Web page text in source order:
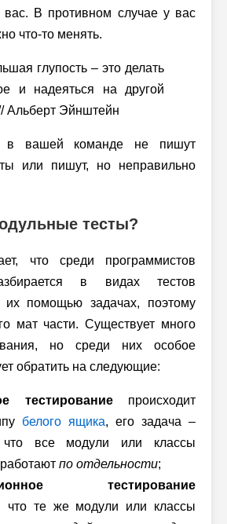
вас. В противном случае у вас
что-то менять.
глупость – это делать
и надеяться на другой
Альберт Эйнштейн
в вашей команде не пишут
или пишут, но неправильно
тесты?
что среди программистов
в видах тестов
помощью задачах, поэтому
мат части. Существует много
но среди них особое
обратить на следующие:
тестированиепроисходит
белого ящика, его задача –
что все модули или классы
по отдельности;
тестирование
что те же модули или классы